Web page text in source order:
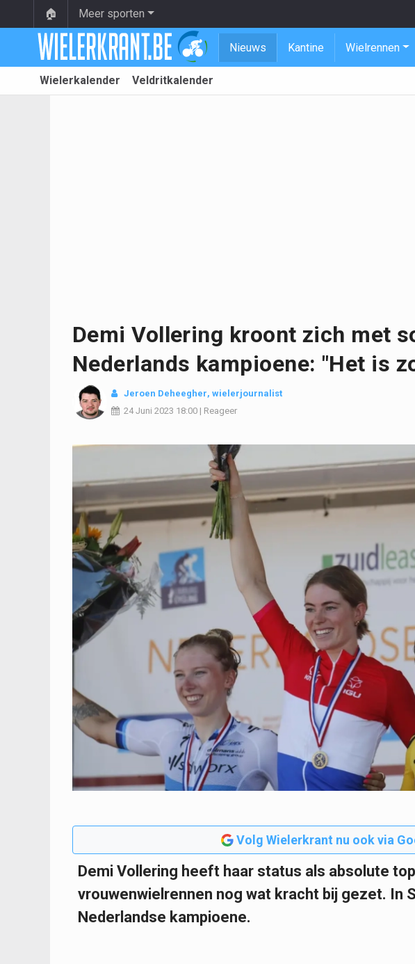
🏠 Meer sporten
Nieuws Kantine Wielrennen
Wielerkalender Veldritkalender
Demi Vollering kroont zich met
Nederlands kampioene: "Het is
Jeroen Deheegher, wielerjournalist
24 Juni 2023 18:00 | Reageer
Volg Wielerkrant nu ook via
Demi Vollering heeft haar status als absolute
vrouwenwielrennen nog wat kracht bij gezet. In
Nederlandse kampioene.